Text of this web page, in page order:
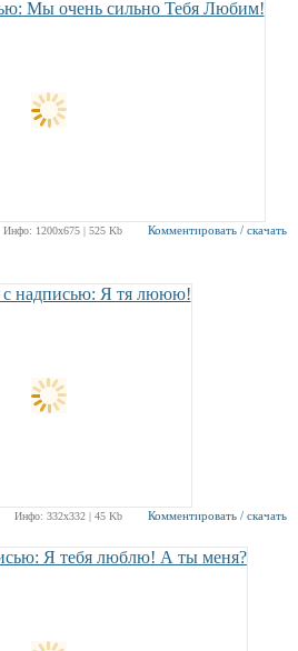
Инфо: 1200х675 | 525 Kb Комментировать / скачать
Инфо: 332х332 | 45 Kb Комментировать / скачать